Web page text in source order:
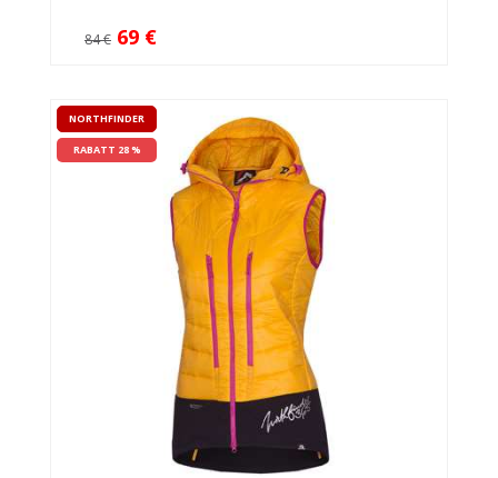
84 € 69 €
NORTHFINDER
RABATT 28 %